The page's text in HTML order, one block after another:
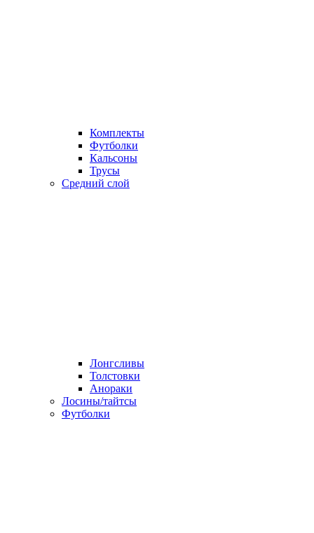
Комплекты
Футболки
Кальсоны
Трусы
Средний слой
Лонгсливы
Толстовки
Анораки
Лосины/тайтсы
Футболки